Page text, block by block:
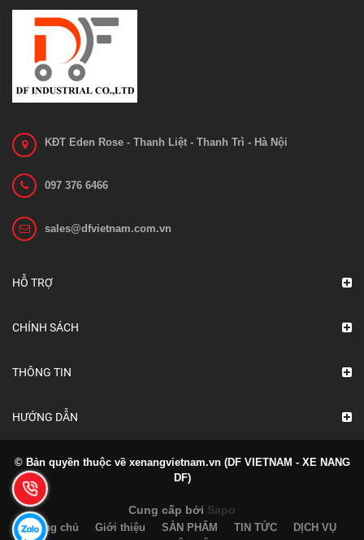
KĐT Eden Rose - Thanh Liệt - Thanh Trì - Hà Nội
097 376 6466
sales@dfvietnam.com.vn
HỖ TRỢ
CHÍNH SÁCH
THÔNG TIN
HƯỚNG DẪN
© Bản quyền thuộc về xenangvietnam.vn (DF VIETNAM - XE NANG
DF)
Cung cấp bởi Sapo
Trang chủ Giới thiệu SẢN PHẨM TIN TỨC
DỊCH VỤ